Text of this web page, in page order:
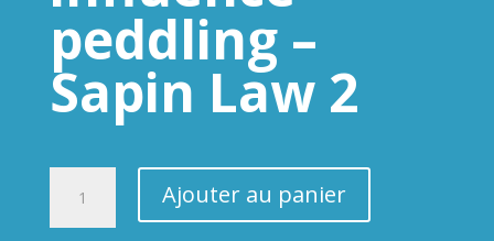
peddling –
Sapin Law 2
the
Ajouter au panier